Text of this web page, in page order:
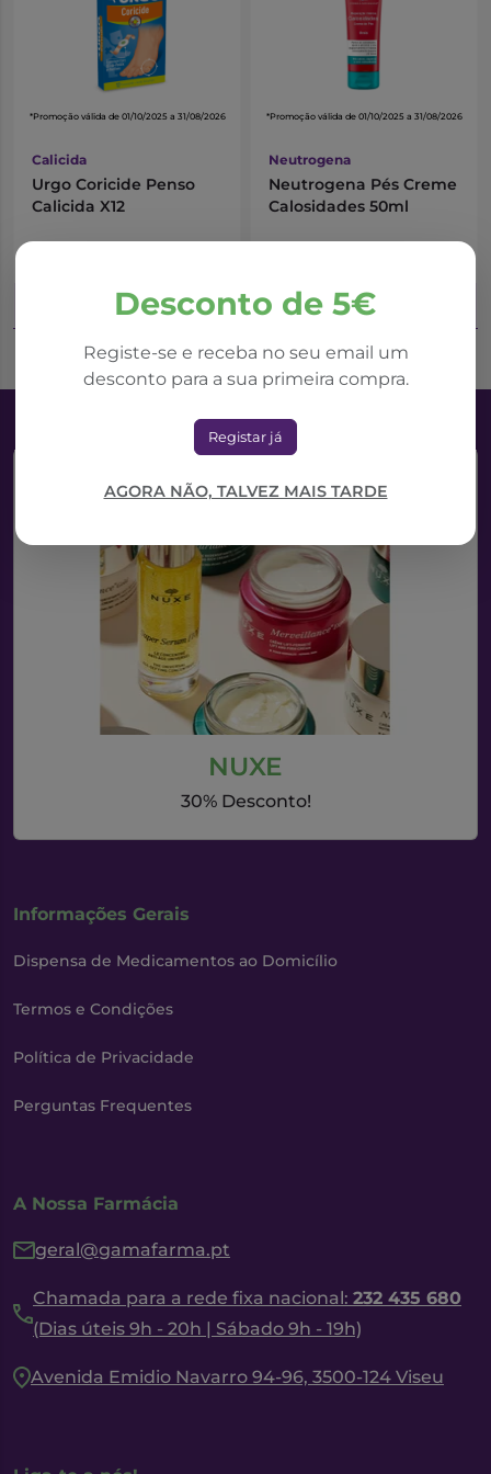
lesada. Os pensos Compeed contêm um gel especial
que ajuda a aliviar a dor e a remover a calosidade. Para
efeitos mais eficazes, evitar usar sapatos apertados ou
que causem desconforto.
Como Utilizar
Retirar um penso por cada lesão que existir e aplicá-lo
sobre a mesma. A sensação de alívio é imediata.
Desconto de 5€
Registe-se e receba no seu email um
desconto para a sua primeira compra.
Registar já
AGORA NÃO, TALVEZ MAIS TARDE
*Promoção válida de 01/10/2025 a 31/08/2026
Calicida
Urgo Coricide Penso
Calicida X12
Adicionar ao Carrinho
*Promoção válida de 01/10/2025 a 31/08/2026
Neutrogena
Neutrogena Pés Creme
Calosidades 50ml
Adicionar ao Carrinho
NUXE
30% Desconto!
Informações Gerais
Dispensa de Medicamentos ao Domicílio
Termos e Condições
Política de Privacidade
Perguntas Frequentes
A Nossa Farmácia
geral@gamafarma.pt
Chamada para a rede fixa nacional: 232 435 680
(Dias úteis 9h - 20h | Sábado 9h - 19h)
Avenida Emidio Navarro 94-96, 3500-124 Viseu